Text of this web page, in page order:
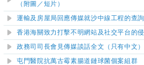
（附圖／短片）
運輸及房屋局回應傳媒就沙中線工程的查詢
香港海關致力打擊不明網站及社交平台的
政務司司長會見傳媒談話全文（只有中文）
屯門醫院抗萬古霉素腸道鏈球菌個案組群